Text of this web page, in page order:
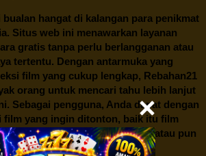
hangat di kalangan para penikmat
Situs web ini menawarkan layanan
gratis tanpa perlu berlangganan atau
tertentu. Dengan antarmuka yang
film yang cukup lengkap, Rebahan21
orang untuk mencari tahu lebih lanjut
Sebagai pengguna, Anda dapat dengan
film yang ingin ditonton, baik itu film
Korea yang sedang hits, atau pun
lokal dengan kualitas terbaik.